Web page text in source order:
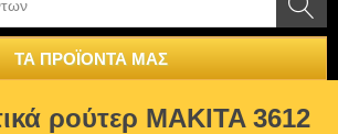
ΤΑ ΠΡΟΪΟΝΤΑ ΜΑΣ
ρούτερ MAKITA 3612